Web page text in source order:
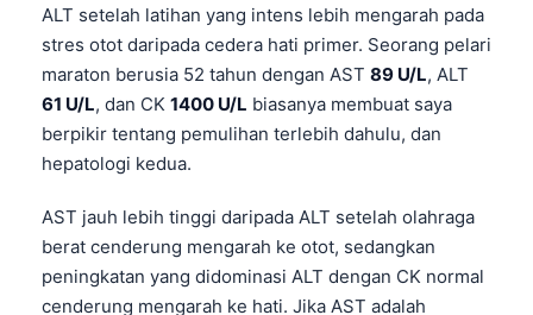
ALT setelah latihan yang intens lebih mengarah pada
stres otot daripada cedera hati primer. Seorang pelari
maraton berusia 52 tahun dengan AST 89 U/L, ALT
61 U/L, dan CK 1400 U/L biasanya membuat saya
berpikir tentang pemulihan terlebih dahulu, dan
hepatologi kedua.
AST jauh lebih tinggi daripada ALT setelah olahraga
berat cenderung mengarah ke otot, sedangkan
peningkatan yang didominasi ALT dengan CK normal
cenderung mengarah ke hati. Jika AST adalah